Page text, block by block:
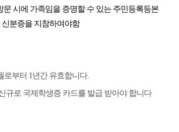
문 시에 가족임을 증명할 수 있는 주민등록등본
분증을 지참하여야함
로부터 1년간 유효합니다.
규로 국제학생증 카드를 발급 받아야 합니다